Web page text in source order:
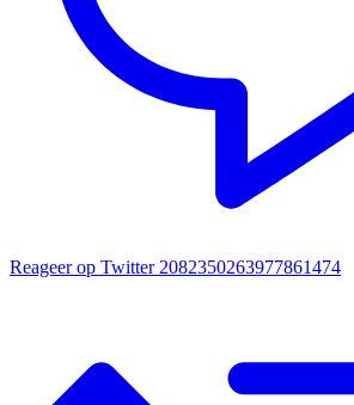
Reageer op Twitter 2082350263977861474